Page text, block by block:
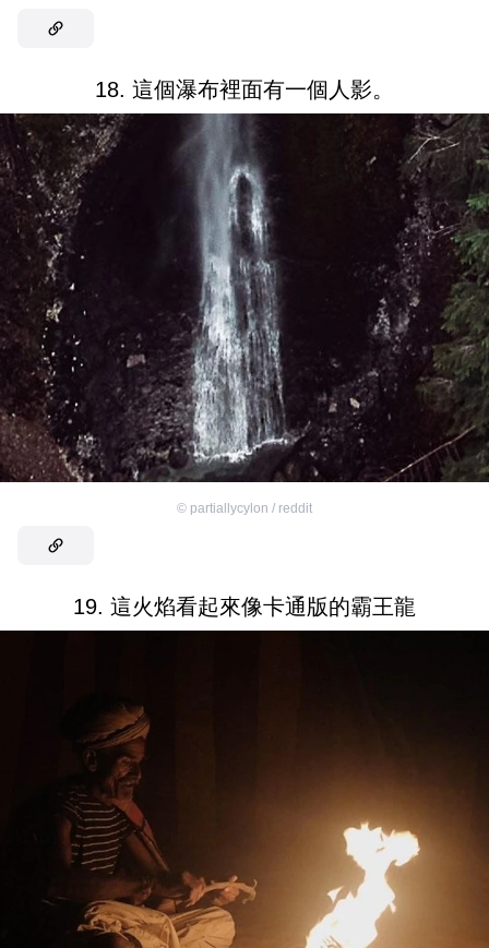
18. 這個瀑布裡面有一個人影。
© partiallycylon / reddit
19. 這火焰看起來像卡通版的霸王龍